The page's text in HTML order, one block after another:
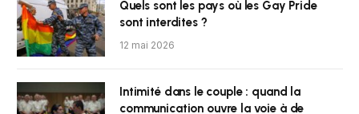
Quels sont les pays où les Gay Pride
sont interdites ?
12 mai 2026
Intimité dans le couple : quand la
communication ouvre la voie à de